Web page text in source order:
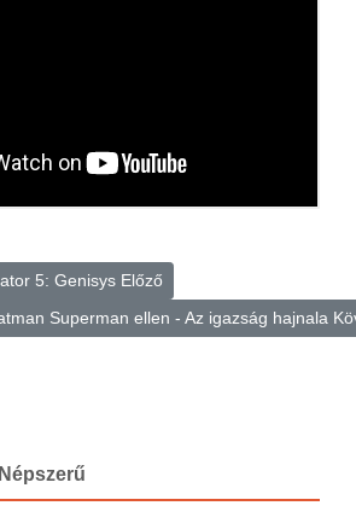
5: Genisys Előző
Superman ellen - Az igazság hajnala
Népszerű